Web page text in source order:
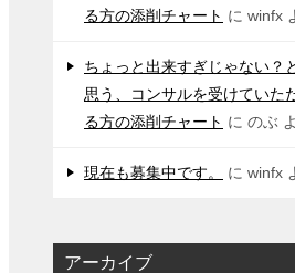
る方の添削チャート に winfx
ちょっと出来すぎじゃない？
思う、コンサルを受けていた
る方の添削チャート に のぶ
現在も募集中です。 に winfx
アーカイブ